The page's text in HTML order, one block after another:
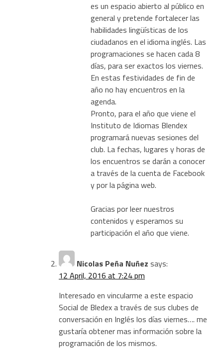
es un espacio abierto al público en
general y pretende fortalecer las
habilidades lingüísticas de los
ciudadanos en el idioma inglés. Las
programaciones se hacen cada 8
días, para ser exactos los viernes.
En estas festividades de fin de
año no hay encuentros en la
agenda.
Pronto, para el año que viene el
Instituto de Idiomas Blendex
programará nuevas sesiones del
club. La fechas, lugares y horas de
los encuentros se darán a conocer
a través de la cuenta de Facebook
y por la página web.
Gracias por leer nuestros
contenidos y esperamos su
participación el año que viene.
Nicolas Peña Nuñez says:
12 April, 2016 at 7:24 pm
Interesado en vincularme a este espacio
Social de Bledex a través de sus clubes de
conversación en Inglés los días viernes…. me
gustaría obtener mas información sobre la
programación de los mismos.